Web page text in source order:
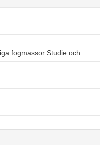
fogmassor Studie och